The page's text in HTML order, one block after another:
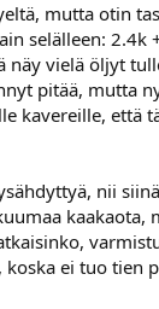
mutta otin
selälleen: 2.4k
näy vielä öljyt
pitää, mutta
kavereille, että
nii
kaakaota,
koska ei tuo tien